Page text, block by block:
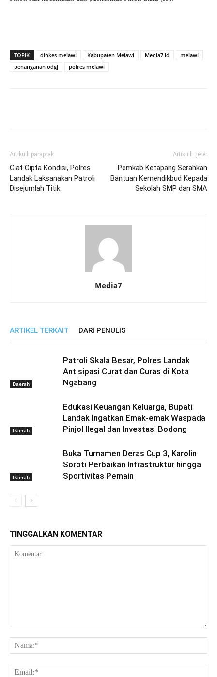
TOPIK dinkes melawi Kabupaten Melawi Media7.id
melawi
penanganan odgj
polres melawi
Artikulli paraprak
Giat Cipta Kondisi, Polres
Landak Laksanakan Patroli
Disejumlah Titik
Artikulli tjetër
Pemkab Ketapang Serahkan
Bantuan Kemendikbud Kepada
Sekolah SMP dan SMA
Media7
ARTIKEL TERKAIT DARI PENULIS
Daerah
Patroli Skala Besar, Polres Landak
Antisipasi Curat dan Curas di Kota
Ngabang
Daerah
Edukasi Keuangan Keluarga, Bupati
Landak Ingatkan Emak-emak Waspada
Pinjol Ilegal dan Investasi Bodong
Daerah
Buka Turnamen Deras Cup 3, Karolin
Soroti Perbaikan Infrastruktur hingga
Sportivitas Pemain
TINGGALKAN KOMENTAR